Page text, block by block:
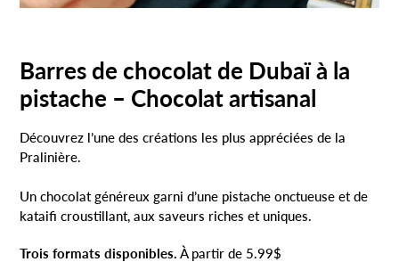
Barres de chocolat de Dubaï à la
pistache – Chocolat artisanal
Découvrez l’une des créations les plus appréciées de la
Pralinière.
Un chocolat généreux garni d’une pistache onctueuse et de
kataifi croustillant, aux saveurs riches et uniques.
Trois formats disponibles. À partir de 5.99$